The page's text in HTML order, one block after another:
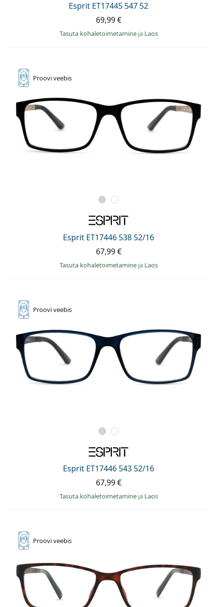
Esprit ET17445 547 52
69,99 €
Tasuta kohaletoimetamine ja Laos
Prooviveebis
Esprit ET17446 538 52/16
67,99 €
Tasuta kohaletoimetamine ja Laos
Prooviveebis
Esprit ET17446 543 52/16
67,99 €
Tasuta kohaletoimetamine ja Laos
Prooviveebis